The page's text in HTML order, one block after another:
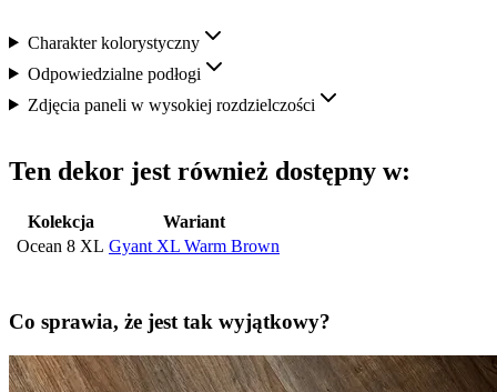
Charakter kolorystyczny
Odpowiedzialne podłogi
Zdjęcia paneli w wysokiej rozdzielczości
Ten dekor jest również dostępny w:
Kolekcja
Wariant
Ocean 8 XL Gyant XL Warm Brown
Co sprawia, że jest tak wyjątkowy?